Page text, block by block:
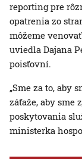
reporting pre
opatrenia zo
môžeme
uviedla Dajana
poisťovní.
„Sme za to, aby
záťaže, aby sme
poskytovania
ministerka